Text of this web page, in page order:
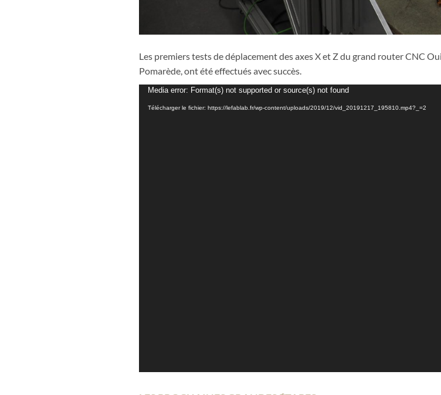
Les premiers tests de déplacement des axes X et Z du grand router CNC
Pomarède, ont été effectués avec succès.
Lecteur
vidéo
Media error: Format(s) not supported or source(s) not found
Télécharger le fichier: https://lefablab.fr/wp-content/uploads/2019/12/vid_20191217_195810.mp4?_=2